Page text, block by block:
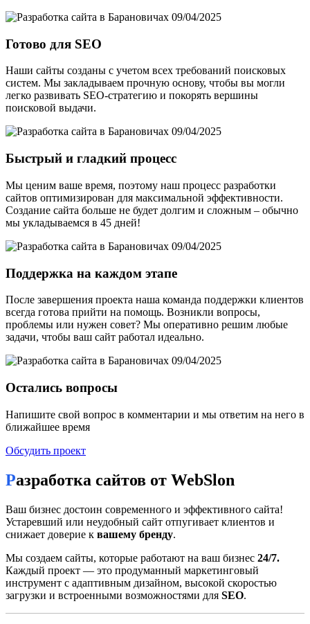
Готово для SEO
Наши сайты созданы с учетом всех требований поисковых
систем. Мы закладываем прочную основу, чтобы вы могли
легко развивать SEO-стратегию и покорять вершины
поисковой выдачи.
Быстрый и гладкий процесс
Мы ценим ваше время, поэтому наш процесс разработки
сайтов оптимизирован для максимальной эффективности.
Создание сайта больше не будет долгим и сложным – обычно
мы укладываемся в 45 дней!
Поддержка на каждом этапе
После завершения проекта наша команда поддержки клиентов
всегда готова прийти на помощь. Возникли вопросы,
проблемы или нужен совет? Мы оперативно решим любые
задачи, чтобы ваш сайт работал идеально.
Остались вопросы
Напишите свой вопрос в комментарии и мы ответим на него в
ближайшее время
Обсудить проект
Разработка сайтов от WebSlon
Ваш бизнес достоин современного и эффективного сайта!
Устаревший или неудобный сайт отпугивает клиентов и
снижает доверие к вашему бренду.
Мы создаем сайты, которые работают на ваш бизнес 24/7.
Каждый проект — это продуманный маркетинговый
инструмент с адаптивным дизайном, высокой скоростью
загрузки и встроенными возможностями для SEO.